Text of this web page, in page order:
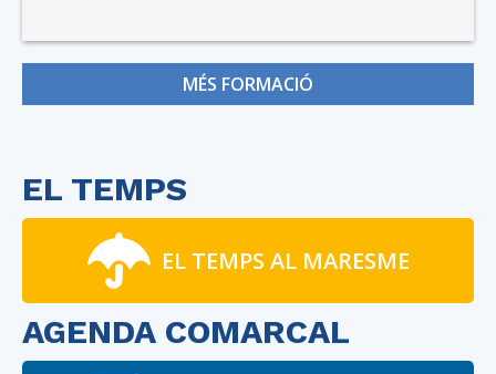
MÉS FORMACIÓ
EL TEMPS
EL TEMPS AL MARESME
AGENDA COMARCAL